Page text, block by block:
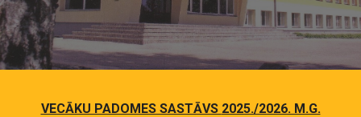
VECĀKU PADOMES SASTĀVS 2025./2026. M.G.